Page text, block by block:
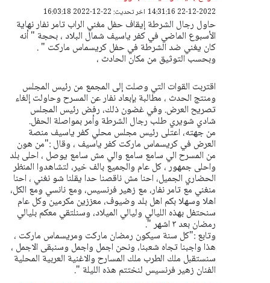
22-12-2022 14:31:16 اخر تحديث: 22-12-2022 16:03:18
حاول رجال الشرطة إيقاف حفل مغني الراب تامر نفار نهاية
الأسبوع الماضي في كفر ياسيف شمال البلاد ، بحجة " أنه
كان يغني ضد الشرطة في حفل كريسماس ماركت " .
وبحسب التوثيق من مكان الحادث ،
اقتربت القوات التي وصلت إلى المجمع من رئيس المجلس
ومنتج الحدث ، مطالبة بإبعاد نفار عن المسرح وحاولت إلغاء
تصريح العرض. وفي غضون ذلك، رفض رئيس المجلس
شادي شويري طلب رجال الشرطة وأمر بمواصلة الحفل.
من جهته، اعتلى رئيس مجلس محلي كفر ياسيف منصة
العرض في كريسماس ماركت كفر ياسيف ، وقال :"من هون
من المسرح الي سامع سامع والي مش سامع يوصل ، احلى بلد
واحلى جمهور ، كل عام والجميع بالف خير، لتشاهدوا المنظر
الحضاري الجميل، احنا مش ناقصنا حدا يقلنا شو نغني ، احنا
منغني مع تامر نفار، مع زهير فرنسيس، ومع نانسي ومع الكل،
اهلا وسهلا بكم اهل بلد وضيوف، معززين مكرمين وكل عام
سنحتفل بهذه الليالي وليالي الميلاد، وسنلتقي معكم بليالي
رمضان بعد ٣ اشهر ".
وتابع :"كل سنة سيكون رمضان ماركت ومريسماس ماركت ،
هذا واجبنا تجاه شعبنا، ونحن اجمل واجمل وسنبقى الاجمل ،
سنستقبل ملك الطرب ملك المسارح والاغنية العربية المحلية
الفنان زهير فرنسيس لنختتم هذه الليلة ".